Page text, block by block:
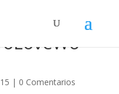
| 0 Comentarios